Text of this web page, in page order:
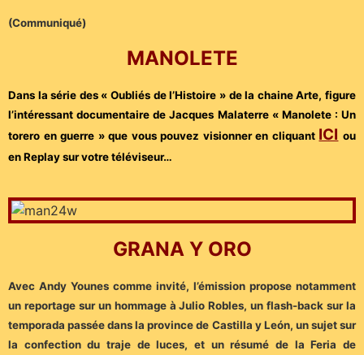
(Communiqué)
MANOLETE
Dans la série des « Oubliés de l’Histoire » de la chaine Arte, figure
l’intéressant documentaire de Jacques Malaterre « Manolete : Un
torero en guerre » que vous pouvez visionner en cliquant ICI ou
en Replay sur votre téléviseur…
GRANA Y ORO
Avec Andy Younes comme invité, l’émission propose notamment
un reportage sur un hommage à Julio Robles, un flash-back sur la
temporada passée dans la province de Castilla y León, un sujet sur
la confection du traje de luces, et un résumé de la Feria de